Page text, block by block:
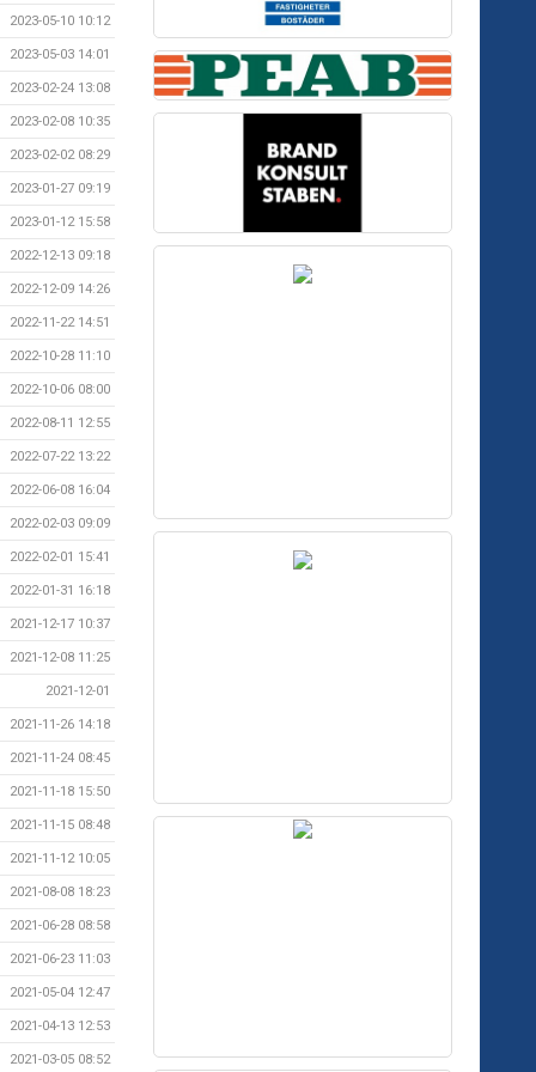
2023-05-10 10:12
2023-05-03 14:01
2023-02-24 13:08
2023-02-08 10:35
2023-02-02 08:29
2023-01-27 09:19
2023-01-12 15:58
2022-12-13 09:18
2022-12-09 14:26
2022-11-22 14:51
2022-10-28 11:10
2022-10-06 08:00
2022-08-11 12:55
2022-07-22 13:22
2022-06-08 16:04
2022-02-03 09:09
2022-02-01 15:41
2022-01-31 16:18
2021-12-17 10:37
2021-12-08 11:25
2021-12-01
2021-11-26 14:18
2021-11-24 08:45
2021-11-18 15:50
2021-11-15 08:48
2021-11-12 10:05
2021-08-08 18:23
2021-06-28 08:58
2021-06-23 11:03
2021-05-04 12:47
2021-04-13 12:53
2021-03-05 08:52